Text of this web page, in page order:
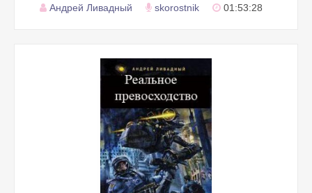
Андрей Ливадный skorostnik 01:53:28